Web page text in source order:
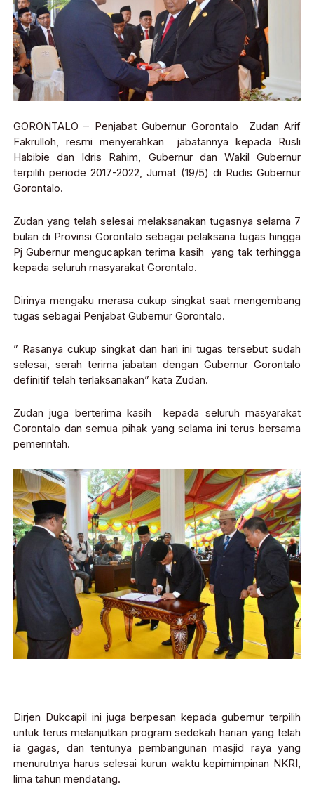
GORONTALO – Penjabat Gubernur Gorontalo Zudan Arif
Fakrulloh, resmi menyerahkan jabatannya kepada Rusli
Habibie dan Idris Rahim, Gubernur dan Wakil Gubernur
terpilih periode 2017-2022, Jumat (19/5) di Rudis Gubernur
Gorontalo.
Zudan yang telah selesai melaksanakan tugasnya selama 7
bulan di Provinsi Gorontalo sebagai pelaksana tugas hingga
Pj Gubernur mengucapkan terima kasih yang tak terhingga
kepada seluruh masyarakat Gorontalo.
Dirinya mengaku merasa cukup singkat saat mengembang
tugas sebagai Penjabat Gubernur Gorontalo.
” Rasanya cukup singkat dan hari ini tugas tersebut sudah
selesai, serah terima jabatan dengan Gubernur Gorontalo
definitif telah terlaksanakan” kata Zudan.
Zudan juga berterima kasih kepada seluruh masyarakat
Gorontalo dan semua pihak yang selama ini terus bersama
pemerintah.
Dirjen Dukcapil ini juga berpesan kepada gubernur terpilih
untuk terus melanjutkan program sedekah harian yang telah
ia gagas, dan tentunya pembangunan masjid raya yang
menurutnya harus selesai kurun waktu kepimimpinan NKRI,
lima tahun mendatang.